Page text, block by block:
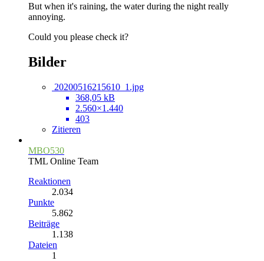
But when it's raining, the water during the night really
annoying.
Could you please check it?
Bilder
20200516215610_1.jpg
368,05 kB
2.560×1.440
403
Zitieren
MBO530
TML Online Team
Reaktionen
2.034
Punkte
5.862
Beiträge
1.138
Dateien
1